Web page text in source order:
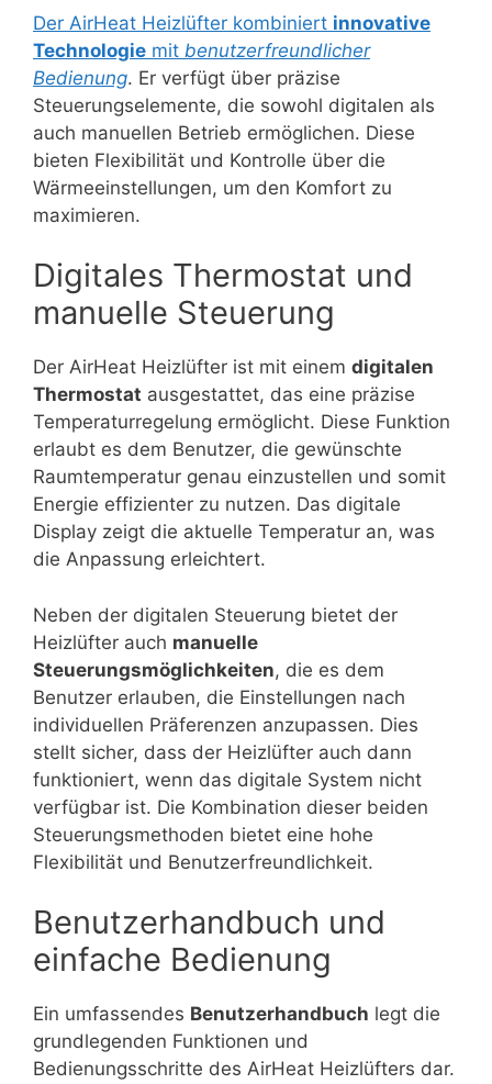
Der AirHeat Heizlüfter kombiniert innovative
Technologie mit benutzerfreundlicher
Bedienung. Er verfügt über präzise
Steuerungselemente, die sowohl digitalen als
auch manuellen Betrieb ermöglichen. Diese
bieten Flexibilität und Kontrolle über die
Wärmeeinstellungen, um den Komfort zu
maximieren.
Digitales Thermostat und
manuelle Steuerung
Der AirHeat Heizlüfter ist mit einem digitalen
Thermostat ausgestattet, das eine präzise
Temperaturregelung ermöglicht. Diese Funktion
erlaubt es dem Benutzer, die gewünschte
Raumtemperatur genau einzustellen und somit
Energie effizienter zu nutzen. Das digitale
Display zeigt die aktuelle Temperatur an, was
die Anpassung erleichtert.
Neben der digitalen Steuerung bietet der
Heizlüfter auch manuelle
Steuerungsmöglichkeiten, die es dem
Benutzer erlauben, die Einstellungen nach
individuellen Präferenzen anzupassen. Dies
stellt sicher, dass der Heizlüfter auch dann
funktioniert, wenn das digitale System nicht
verfügbar ist. Die Kombination dieser beiden
Steuerungsmethoden bietet eine hohe
Flexibilität und Benutzerfreundlichkeit.
Benutzerhandbuch und
einfache Bedienung
Ein umfassendes Benutzerhandbuch legt die
grundlegenden Funktionen und
Bedienungsschritte des AirHeat Heizlüfters dar.